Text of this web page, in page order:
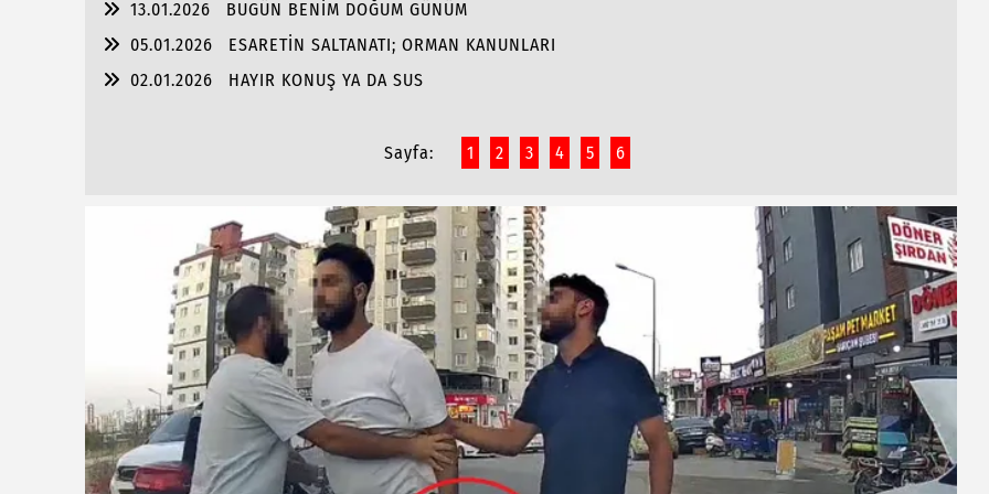
13.01.2026
BUGÜN BENİM DOĞUM GÜNÜM
05.01.2026
ESARETİN SALTANATI; ORMAN KANUNLARI
02.01.2026
HAYIR KONUŞ YA DA SUS
Sayfa: 1 2 3 4 5 6